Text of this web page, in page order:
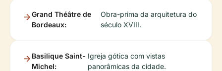
Grand Théâtre de
Bordeaux:
Obra-prima da arquitetura do
século XVIII.
Basilique Saint-
Michel:
Igreja gótica com vistas
panorâmicas da cidade.